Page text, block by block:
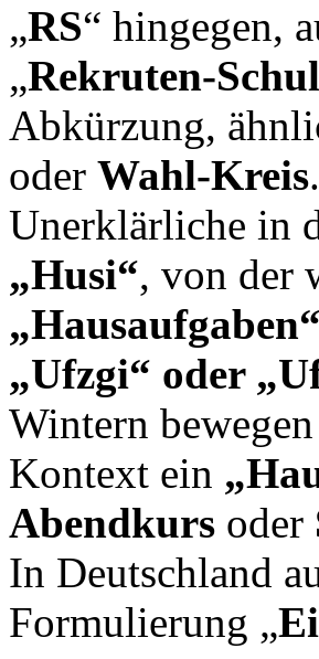
„RS“ hingegen,
„Rekruten-
Abkürzung,
oder Wahl-Kreis
Unerklärliche in
„Husi“, von der
„Hausaufgaben“
„Ufzgi“ oder
Wintern
Kontext ein
Abendkurs oder
In Deutschland
Formulierung „